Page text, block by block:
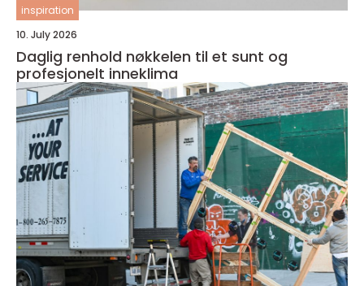
inspiration
10. July 2026
Daglig renhold nøkkelen til et sunt og
profesjonelt inneklima